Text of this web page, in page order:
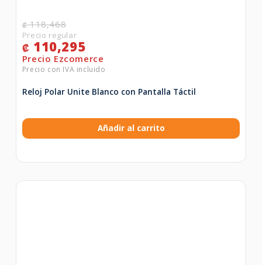
₡118,468
₡ 110,295
Reloj Polar Unite Blanco con Pantalla Táctil
Añadir al carrito